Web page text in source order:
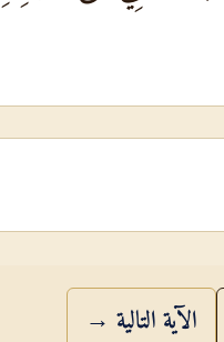
الآية التالية →